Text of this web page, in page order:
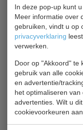
In deze pop-up kunt
Meer informatie over
gebruiken, vindt u op
privacyverklaring
verwerken.
Door op "Akkoord" te
gebruik van alle
en advertentie/
het optimaliseren
advertenties. Wilt u
cookievoorkeuren
Afsluitbare deur